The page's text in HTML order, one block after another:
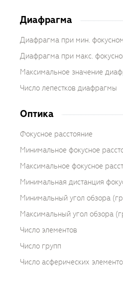
Диафрагма
Диафрагма при мин.
Диафрагма при макс.
Максимальное значение
Число лепестков диафрагмы
Оптика
Фокусное расстояние
Минимальное фокусное
Максимальное фокусное
Минимальная дистанция
Минимальный угол обзора
Максимальный угол обзора
Число элементов
Число групп
Число асферических